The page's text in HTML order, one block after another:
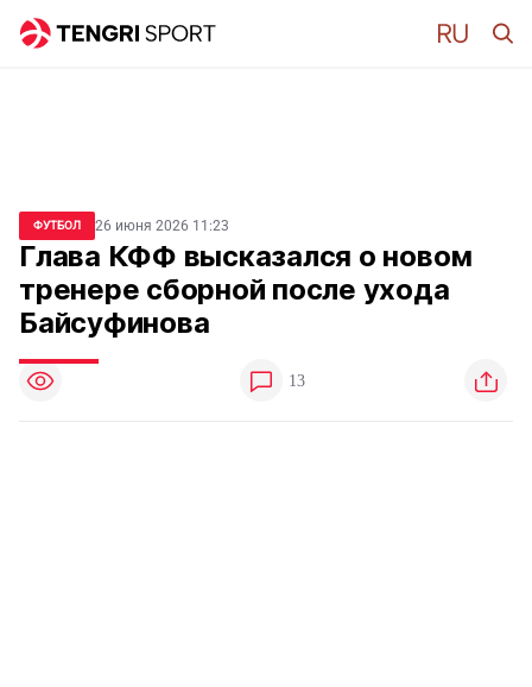
ФУТБОЛ 26 июня 2026 11:23
Глава КФФ высказался о новом
тренере сборной после ухода
Байсуфинова
13